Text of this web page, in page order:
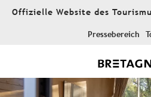
AllerOffizielle Website des
Pressebereich